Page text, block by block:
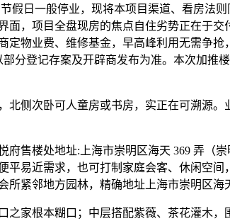
日一般停业，现将本项目渠道、看房法
面，项目全盘现房的焦点自住劣势正在于
物业费、维修基金，早高峰利用无需争
分登记存案及开辟商发布为准。本次加
侧次卧可人童房或书房，实正在可溯源。
楼处地址:上海市崇明区海天 369 弄（
易近需求，也可打制家庭会客、休闲空
紧邻地方园林，精确地址上海市崇明区海
根本糊口；中层搭配紫薇、茶花灌木，